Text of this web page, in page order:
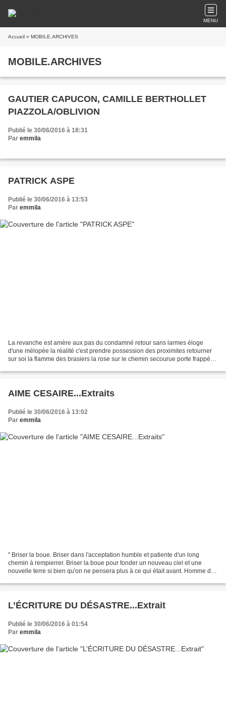
MENU
Accueil » MOBILE.ARCHIVES
MOBILE.ARCHIVES
GAUTIER CAPUCON, CAMILLE BERTHOLLET
PIAZZOLA/OBLIVION
Publié le 30/06/2016 à 18:31
Par emmila
PATRICK ASPE
Publié le 30/06/2016 à 13:53
Par emmila
La revanche est amère aux pas du condamné retour sans larmes éloge
d'une mélopée la réalité c'est prendre possession des proximites retourner
sur soi la flamme des brasiers la rose sur le chemin secourue porte frappée
AIME CESAIRE...Extraits
Publié le 30/06/2016 à 13:02
Par emmila
" Briser la boue. Briser dans l'acceptation humble et patiente d'un long
chemin à rempierrer. Briser la boue pour fonder un nouveau ciel et une
nouvelle terre si bien qu'on ne pensera plus à ce qui était avant. Homme du
L’ÉCRITURE DU DÉSASTRE...Extrait
Publié le 30/06/2016 à 01:54
Par emmila